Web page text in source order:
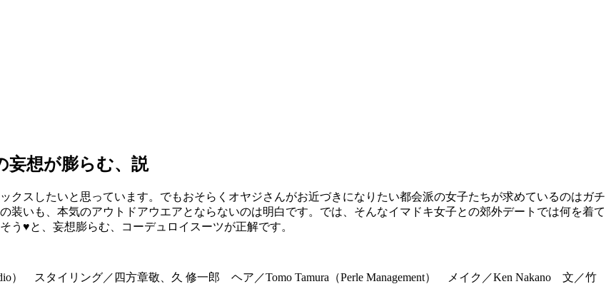
妄想が膨らむ、説
クスしたいと思っています。でもおそらくオヤジさんがお近づきになりたい都会派の女子たちが求めているのはガチ
装いも、本気のアウトドアウエアとならないのは明白です。では、そんなイマドキ女子との郊外デートでは何を着て
う♥と、妄想膨らむ、コーデュロイスーツが正解です。
） スタイリング／四方章敬、久 修一郎 ヘア／Tomo Tamura（Perle Management） メイク／Ken Nakano 文／竹